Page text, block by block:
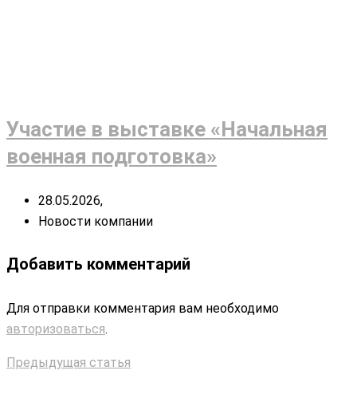
Участие в выставке «Начальная
военная подготовка»
28.05.2026,
Новости компании
Добавить комментарий
Для отправки комментария вам необходимо
авторизоваться.
Предыдущая статья